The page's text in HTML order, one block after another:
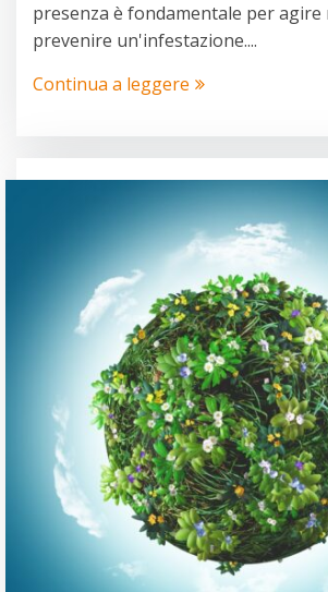
presenza è fondamentale per agire
prevenire un'infestazione....
Continua a leggere